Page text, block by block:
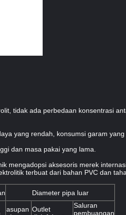
tidak ada perbedaan konsentrasi
yang rendah, konsumsi garam
dan masa pakai yang lama.
mengadopsi aksesoris merek
terbuat dari bahan PVC dan
Diameter pipa luar
asupan Outlet
Saluran
pembuangan